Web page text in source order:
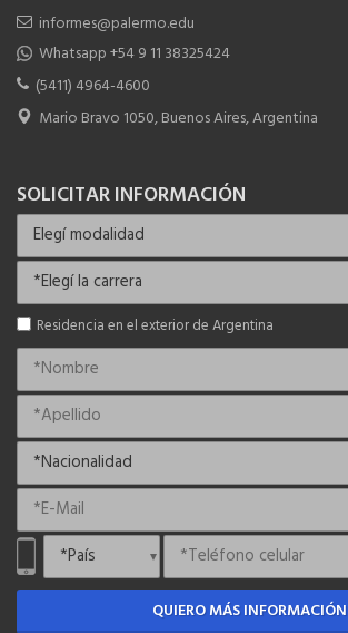
informes@palermo.edu
Whatsapp +54 9 11 38325424
(5411) 4964-4600
Mario Bravo 1050, Buenos Aires, Argentina
SOLICITAR INFORMACIÓN
Residencia en el exterior de Argentina
QUIERO MÁS INFORMACIÓN